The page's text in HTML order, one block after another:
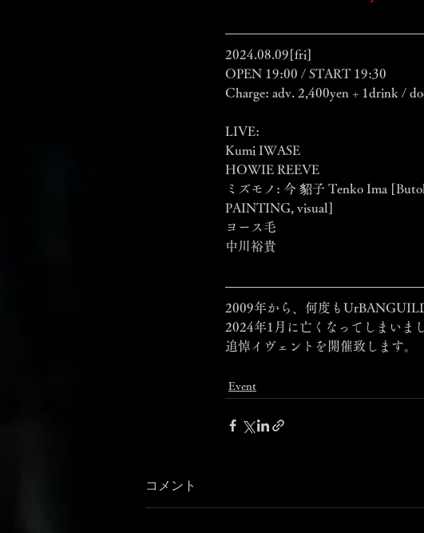
2024.08.09[fri]
OPEN 19:00 / START 19:30
Charge: adv. 2,400yen + 1drink /
LIVE:
Kumi IWASE
HOWIE REEVE
ミズモノ: 今 貂子 Tenko Ima
PAINTING, visual]
ヨース毛
中川裕貴
2009年から、何度も
2024年1月に亡くなってしまいま
追悼イヴェントを開催致します。
Event
コメント